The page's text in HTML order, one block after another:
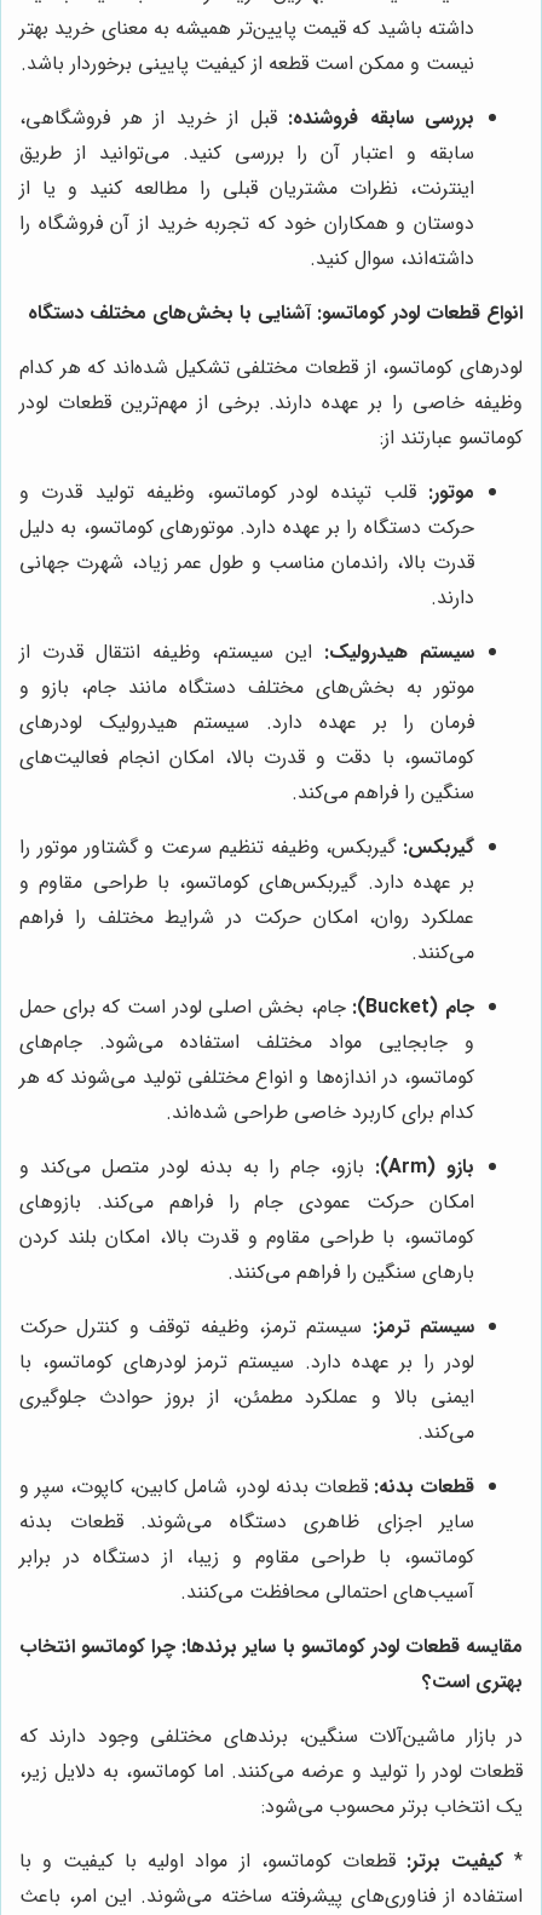
داشته باشید که قیمت پایین‌تر همیشه به معنای خرید بهتر
نیست و ممکن است قطعه از کیفیت پایینی برخوردار باشد.
بررسی سابقه فروشنده: قبل از خرید از هر فروشگاهی،
سابقه و اعتبار آن را بررسی کنید. می‌توانید از طریق
اینترنت، نظرات مشتریان قبلی را مطالعه کنید و یا از
دوستان و همکاران خود که تجربه خرید از آن فروشگاه را
داشته‌اند، سوال کنید.
انواع قطعات لودر کوماتسو: آشنایی با بخش‌های مختلف دستگاه
لودرهای کوماتسو، از قطعات مختلفی تشکیل شده‌اند که هر کدام
وظیفه خاصی را بر عهده دارند. برخی از مهم‌ترین قطعات لودر
کوماتسو عبارتند از:
موتور: قلب تپنده لودر کوماتسو، وظیفه تولید قدرت و
حرکت دستگاه را بر عهده دارد. موتورهای کوماتسو، به دلیل
قدرت بالا، راندمان مناسب و طول عمر زیاد، شهرت جهانی
دارند.
سیستم هیدرولیک: این سیستم، وظیفه انتقال قدرت از
موتور به بخش‌های مختلف دستگاه مانند جام، بازو و
فرمان را بر عهده دارد. سیستم هیدرولیک لودرهای
کوماتسو، با دقت و قدرت بالا، امکان انجام فعالیت‌های
سنگین را فراهم می‌کند.
گیربکس: گیربکس، وظیفه تنظیم سرعت و گشتاور موتور را
بر عهده دارد. گیربکس‌های کوماتسو، با طراحی مقاوم و
عملکرد روان، امکان حرکت در شرایط مختلف را فراهم
می‌کنند.
جام (Bucket):
جام، بخش اصلی لودر است که برای حمل
و جابجایی مواد مختلف استفاده می‌شود. جام‌های
کوماتسو، در اندازه‌ها و انواع مختلفی تولید می‌شوند که هر
کدام برای کاربرد خاصی طراحی شده‌اند.
بازو (Arm):
بازو، جام را به بدنه لودر متصل می‌کند و
امکان حرکت عمودی جام را فراهم می‌کند. بازوهای
کوماتسو، با طراحی مقاوم و قدرت بالا، امکان بلند کردن
بارهای سنگین را فراهم می‌کنند.
سیستم ترمز: سیستم ترمز، وظیفه توقف و کنترل حرکت
لودر را بر عهده دارد. سیستم ترمز لودرهای کوماتسو، با
ایمنی بالا و عملکرد مطمئن، از بروز حوادث جلوگیری
می‌کند.
قطعات بدنه: قطعات بدنه لودر، شامل کابین، کاپوت، سپر و
سایر اجزای ظاهری دستگاه می‌شوند. قطعات بدنه
کوماتسو، با طراحی مقاوم و زیبا، از دستگاه در برابر
آسیب‌های احتمالی محافظت می‌کنند.
مقایسه قطعات لودر کوماتسو با سایر برندها: چرا کوماتسو انتخاب
بهتری است؟
در بازار ماشین‌آلات سنگین، برندهای مختلفی وجود دارند که
قطعات لودر را تولید و عرضه می‌کنند. اما کوماتسو، به دلایل زیر،
یک انتخاب برتر محسوب می‌شود:
*کیفیت برتر: قطعات کوماتسو، از مواد اولیه با کیفیت و با
استفاده از فناوری‌های پیشرفته ساخته می‌شوند. این امر، باعث